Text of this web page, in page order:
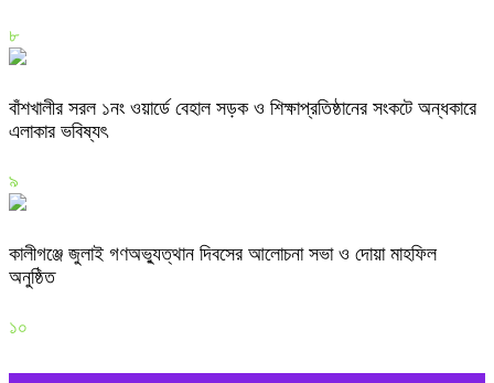
৮
বাঁশখালীর সরল ১নং ওয়ার্ডে বেহাল সড়ক ও শিক্ষাপ্রতিষ্ঠানের সংকটে অন্ধকারে
এলাকার ভবিষ্যৎ
৯
কালীগঞ্জে জুলাই গণঅভ্যুত্থান দিবসের আলোচনা সভা ও দোয়া মাহফিল
অনুষ্ঠিত
১০